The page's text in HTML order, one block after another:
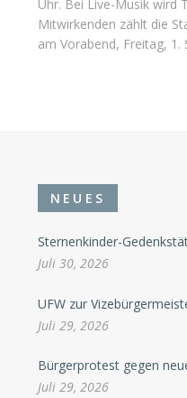
Uhr. Bei Live-Musik wird
Mitwirkenden zählt die
am Vorabend, Freitag,
NEUES
Sternenkinder-
Juli 30, 2026
UFW zur
Juli 29, 2026
Bürgerprotest gegen
Juli 29, 2026